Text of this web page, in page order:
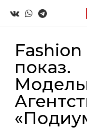
Fashion
показ.